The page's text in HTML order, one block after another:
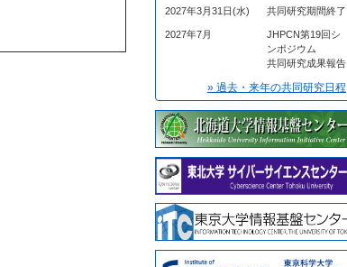
2027年3月31日(水) 共同研究期間終了
2027年7月
JHPCN第19回シ
ンポジウム
共同研究成果報告
» 過去・来年の共同研究日程